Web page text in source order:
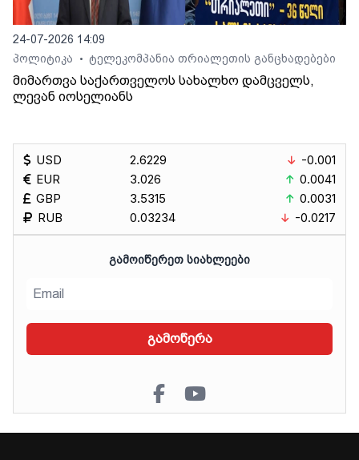
24-07-2026 14:09
პოლიტიკა
• ტელეკომპანია თრიალეთის განცხადებები
მიმართვა საქართველოს სახალხო დამცველს,
ლევან იოსელიანს
USD
EUR
GBP
RUB
2.6229
3.026
3.5315
0.03234
-0.001
0.0041
0.0031
-0.0217
ᲒᲐᲛᲝᲘᲬᲔᲠᲔᲗ ᲡᲘᲐᲮᲚᲔᲔᲑᲘ
გამოწერა